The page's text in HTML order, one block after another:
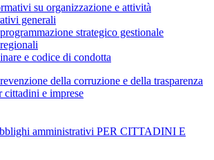
su organizzazione e attività
generali
strategico gestionale
e codice di condotta
della corruzione e della trasparenza
e imprese
amministrativi PER CITTADINI E